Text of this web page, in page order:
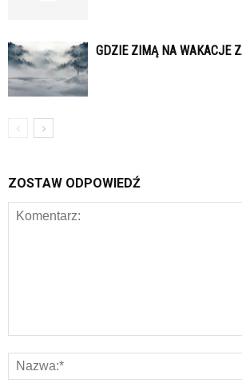
GDZIE ZIMĄ NA WAKACJE
ZOSTAW ODPOWIEDŹ